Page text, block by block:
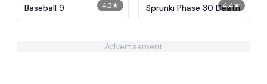
4.3★
Baseball 9 4.4★
Sprunki Phase 30 Death
Advertisement